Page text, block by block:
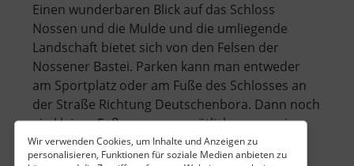
Wir verwenden Cookies, um Inhalte und Anzeigen zu
personalisieren, Funktionen für soziale Medien anbieten zu
Einen wunderbaren Blick auf das Schloss
Nossen und die Mulde und die umliegende
Landschaft bietet sich von den Felsen der
Nossener Bastei. Parken kann man entweder
am Sportplatz oder am Fuße des Schlosses an
der Straße Richtung Deutschenbora. Dann noch
ein kleiner Fußweg von gemütlichen zwanzig
Minu.. »weiterlesenüber
Bastei